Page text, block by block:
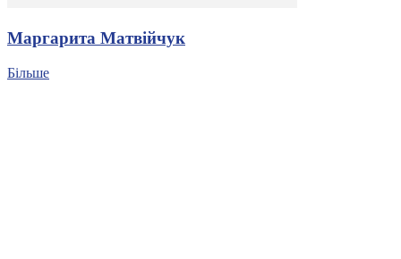
Маргарита Матвійчук
Більше